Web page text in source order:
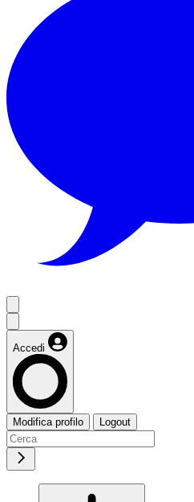
Accedi
Modifica profilo Logout